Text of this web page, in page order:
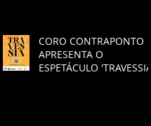
CORO CONTRAPONTO
APRESENTA O
ESPETÁCULO 'TRAVESSIA'.